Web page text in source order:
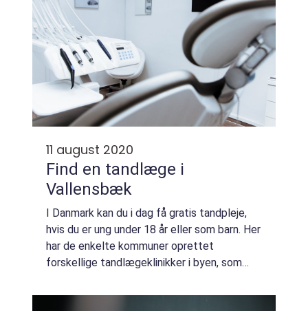
11 august 2020
Find en tandlæge i
Vallensbæk
I Danmark kan du i dag få gratis tandpleje,
hvis du er ung under 18 år eller som barn. Her
har de enkelte kommuner oprettet
forskellige tandlægeklinikker i byen, som
huller eller andre gener med tænderne. T...